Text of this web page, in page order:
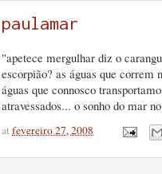
paulamar
"apetece mergulhar diz o
escorpião? as águas que correm
águas que connosco
atravessados... o sonho do mar
atfevereiro 27, 2008